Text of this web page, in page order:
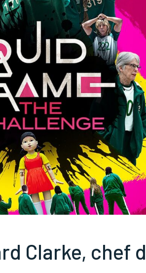
Clarke, chef